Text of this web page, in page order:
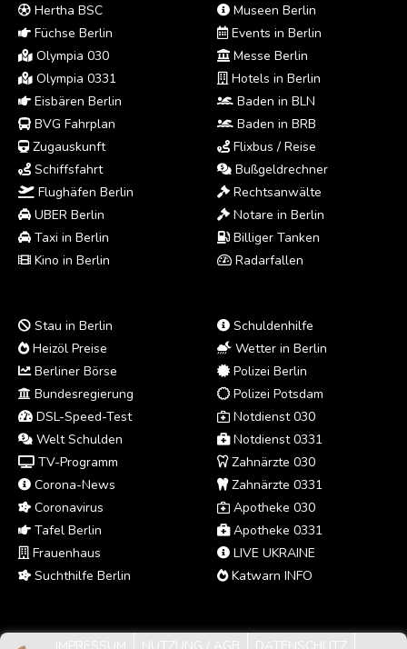
Hertha BSC
Füchse Berlin
Olympia 030
Olympia 0331
Eisbären Berlin
BVG Fahrplan
Zugauskunft
Schiffsfahrt
Flughäfen Berlin
UBER Berlin
Taxi in Berlin
Kino in Berlin
Museen Berlin
Events in Berlin
Messe Berlin
Hotels in Berlin
Baden in BLN
Baden in BRB
Flixbus / Reise
Bußgeldrechner
Rechtsanwälte
Notare in Berlin
Billiger Tanken
Radarfallen
Stau in Berlin
Heizöl Preise
Berliner Börse
Bundesregierung
DSL-Speed-Test
Welt Schulden
TV-Programm
Corona-News
Coronavirus
Tafel Berlin
Frauenhaus
Suchthilfe Berlin
Schuldenhilfe
Wetter in Berlin
Polizei Berlin
Polizei Potsdam
Notdienst 030
Notdienst 0331
Zahnärzte 030
Zahnärzte 0331
Apotheke 030
Apotheke 0331
LIVE UKRAINE
Katwarn INFO